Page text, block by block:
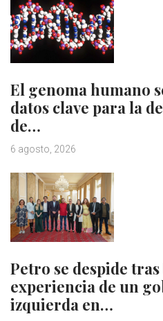
El genoma humano
datos clave para la
de…
6 agosto, 2026
Petro se despide
experiencia de un
izquierda en…